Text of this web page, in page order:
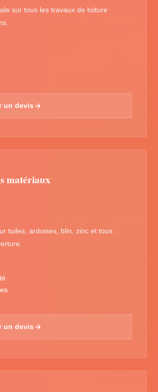
sur tous les travaux de toiture
un devis
matériaux
tuiles, ardoises, blin, zinc et tous
un devis